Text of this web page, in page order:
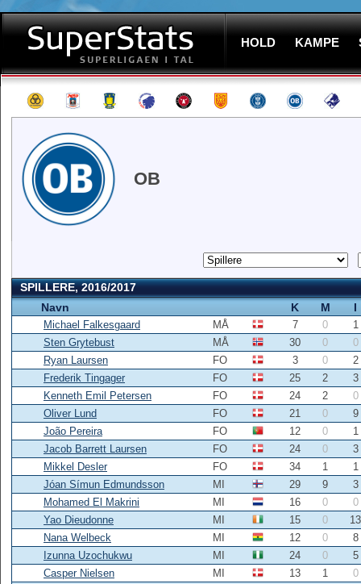
HOLD KAMPE
OB
SPILLERE, 2016/2017
Navn
K M I
Michael Falkesgaard MÅ 7 0
1
Sten Grytebust
MÅ 30 0
0
Ryan Laursen
FO 3 0
2
Frederik Tingager
FO 25 2
3
Kenneth Emil Petersen
FO 24 2
0
Oliver Lund
FO 21 0
9
João Pereira
FO 12 0
1
Jacob Barrett Laursen
FO 24 0
3
Mikkel Desler
FO 34 1
1
Jóan Símun Edmundsson
MI 29 9
3
Mohamed El Makrini
MI 16 0
0
Yao Dieudonne
MI 15 0
13
Nana Welbeck
MI 12 0
8
Izunna Uzochukwu
MI 24 0
5
Casper Nielsen
MI 13 1
0